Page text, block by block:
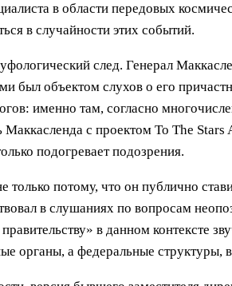
в области передовых
в случайности этих событий.
след. Генерал
был объектом слухов о его
именно там, согласно
Маккасленда с проектом To The
подогревает подозрения.
только потому, что он публично
в слушаниях по вопросам
в данном контексте
органы, а федеральные